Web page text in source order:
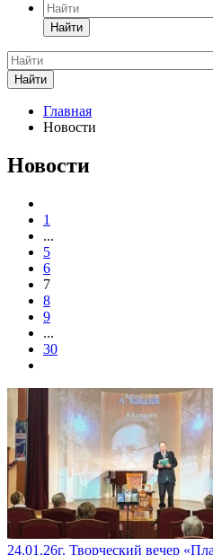
Найти
Найти
Главная
Новости
Новости
1
...
5
6
7
8
9
...
30
24.01.26г. Творческий вечер